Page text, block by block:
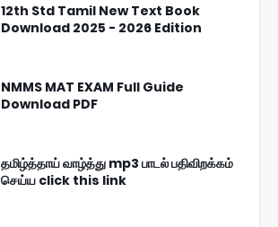
12th Std Tamil New Text Book
Download 2025 - 2026 Edition
NMMS MAT EXAM Full Guide
Download PDF
தமிழ்த்தாய் வாழ்த்து mp3 பாடல் பதிவிறக்கம்
செய்ய click this link